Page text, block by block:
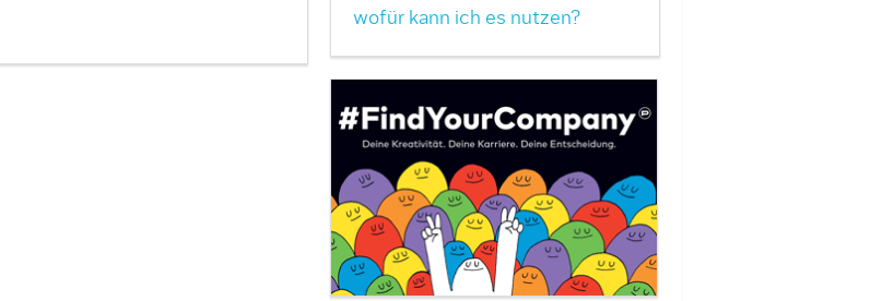
wofür kann ich es nutzen?